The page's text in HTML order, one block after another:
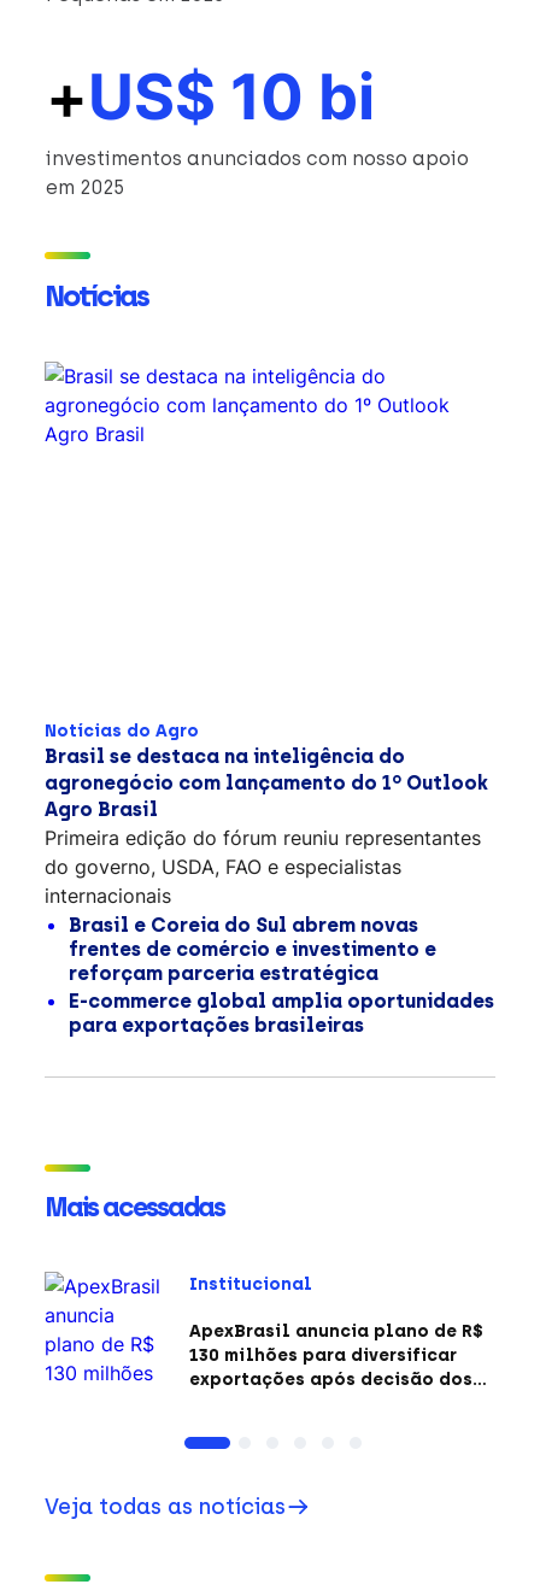
+US$ 10 bi
investimentos anunciados com nosso apoio
em 2025
Notícias
Notícias do Agro
Brasil se destaca na inteligência do
agronegócio com lançamento do 1º Outlook
Agro Brasil
Primeira edição do fórum reuniu representantes
do governo, USDA, FAO e especialistas
internacionais
Brasil e Coreia do Sul abrem novas
frentes de comércio e investimento e
reforçam parceria estratégica
E-commerce global amplia oportunidades
para exportações brasileiras
Mais acessadas
Institucional
ApexBrasil anuncia plano de R$
130 milhões para diversificar
exportações após decisão dos
Veja todas as notícias